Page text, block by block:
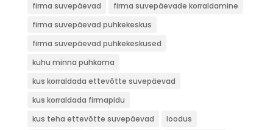
firma suvepäevad
firma suvepäevade korraldamine
firma suvepäevad puhkekeskus
firma suvepäevad puhkekeskused
kuhu minna puhkama
kus korraldada ettevõtte suvepäevad
kus korraldada firmapidu
kus teha ettevõtte suvepäevad
loodus